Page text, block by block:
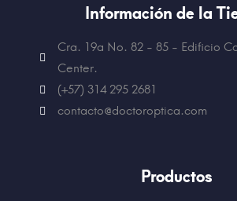
Productos
Información de la
Cra. 19a No. 82 - 85 - Edificio
Center.
(+57) 314 295 2681
contacto@doctoroptica.com